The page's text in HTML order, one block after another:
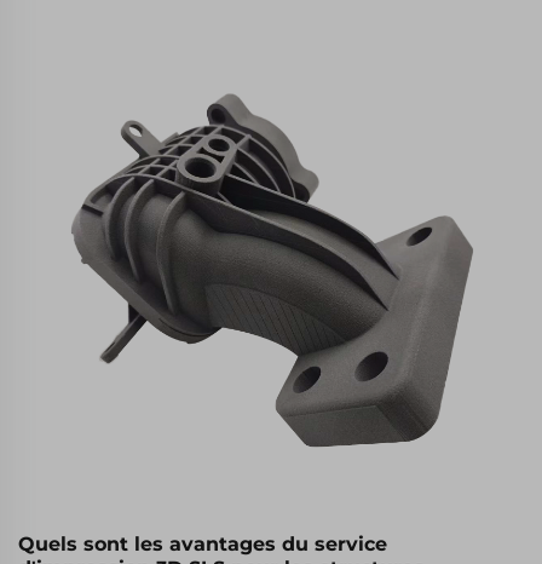
Quels sont les avantages du service